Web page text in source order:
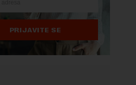
PRIJAVITE SE